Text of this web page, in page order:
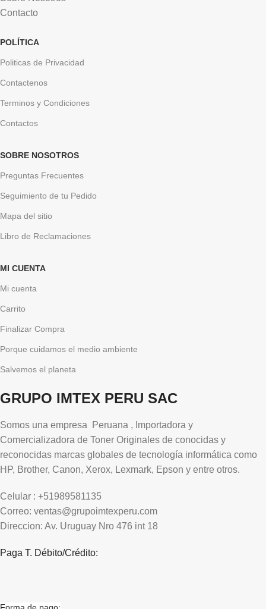
Contacto
POLÍTICA
Politicas de Privacidad
Contactenos
Terminos y Condiciones
Contactos
SOBRE NOSOTROS
Preguntas Frecuentes
Seguimiento de tu Pedido
Mapa del sitio
Libro de Reclamaciones
MI CUENTA
Mi cuenta
Carrito
Finalizar Compra
Porque cuidamos el medio ambiente
Salvemos el planeta
GRUPO IMTEX PERU SAC
Somos una empresa Peruana , Importadora y
Comercializadora de Toner Originales de conocidas y
reconocidas marcas globales de tecnología informática como
HP, Brother, Canon, Xerox, Lexmark, Epson y entre otros.
Celular : +51989581135
Correo: ventas@grupoimtexperu.com
Direccion: Av. Uruguay Nro 476 int 18
Paga T. Débito/Crédito:
Forma de pago: